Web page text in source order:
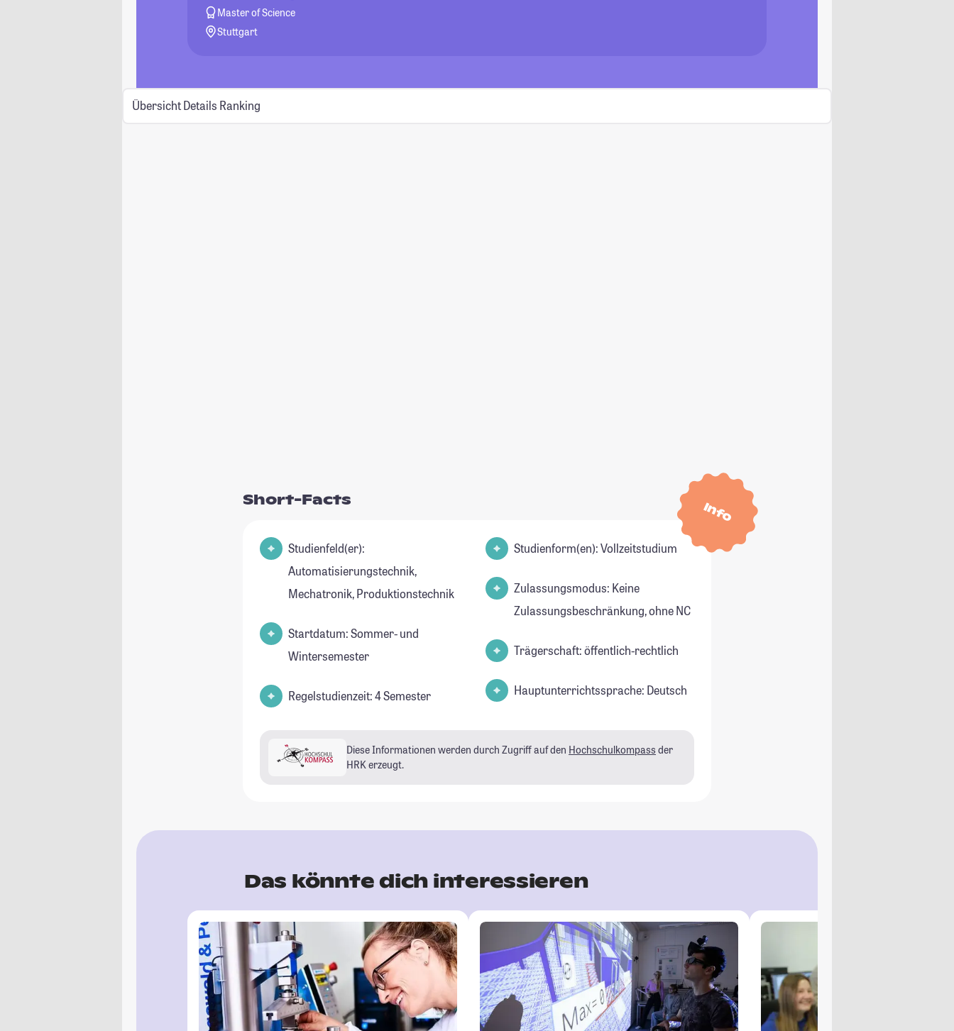
Master of Science
Stuttgart
Übersicht Details Ranking
Info
Short-Facts
Studienfeld(er):
Automatisierungstechnik,
Mechatronik, Produktionstechnik
Startdatum: Sommer- und
Wintersemester
Regelstudienzeit: 4 Semester
Studienform(en): Vollzeitstudium
Zulassungsmodus: Keine
Zulassungsbeschränkung, ohne NC
Trägerschaft: öffentlich-rechtlich
Hauptunterrichtssprache: Deutsch
Diese Informationen werden durch Zugriff auf den Hochschulkompass der
HRK erzeugt.
Das könnte dich interessieren